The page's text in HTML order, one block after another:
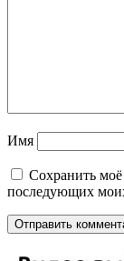
Имя
Сохранить моё
последующих